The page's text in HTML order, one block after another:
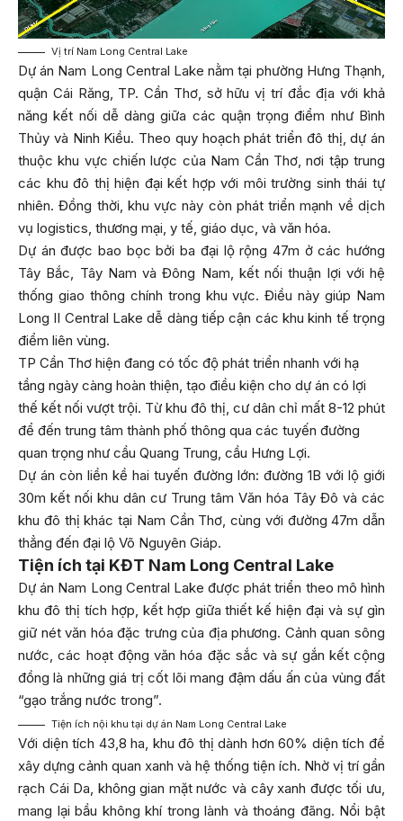
Vị trí Nam Long Central Lake
Dự án Nam Long Central Lake nằm tại phường Hưng Thạnh,
quận Cái Răng, TP. Cần Thơ, sở hữu vị trí đắc địa với khả
năng kết nối dễ dàng giữa các quận trọng điểm như Bình
Thủy và Ninh Kiều. Theo quy hoạch phát triển đô thị, dự án
thuộc khu vực chiến lược của Nam Cần Thơ, nơi tập trung
các khu đô thị hiện đại kết hợp với môi trường sinh thái tự
nhiên. Đồng thời, khu vực này còn phát triển mạnh về dịch
vụ logistics, thương mại, y tế, giáo dục, và văn hóa.
Dự án được bao bọc bởi ba đại lộ rộng 47m ở các hướng
Tây Bắc, Tây Nam và Đông Nam, kết nối thuận lợi với hệ
thống giao thông chính trong khu vực. Điều này giúp Nam
Long II Central Lake dễ dàng tiếp cận các khu kinh tế trọng
điểm liên vùng.
TP Cần Thơ hiện đang có tốc độ phát triển nhanh với hạ
tầng ngày càng hoàn thiện, tạo điều kiện cho dự án có lợi
thế kết nối vượt trội. Từ khu đô thị, cư dân chỉ mất 8-12 phút
để đến trung tâm thành phố thông qua các tuyến đường
quan trọng như cầu Quang Trung, cầu Hưng Lợi.
Dự án còn liền kề hai tuyến đường lớn: đường 1B với lộ giới
30m kết nối khu dân cư Trung tâm Văn hóa Tây Đô và các
khu đô thị khác tại Nam Cần Thơ, cùng với đường 47m dẫn
thẳng đến đại lộ Võ Nguyên Giáp.
Tiện ích tại KĐT Nam Long Central Lake
Dự án Nam Long Central Lake được phát triển theo mô hình
khu đô thị tích hợp, kết hợp giữa thiết kế hiện đại và sự gìn
giữ nét văn hóa đặc trưng của địa phương. Cảnh quan sông
nước, các hoạt động văn hóa đặc sắc và sự gắn kết cộng
đồng là những giá trị cốt lõi mang đậm dấu ấn của vùng đất
“gạo trắng nước trong”.
Tiện ích nội khu tại dự án Nam Long Central Lake
Với diện tích 43,8 ha, khu đô thị dành hơn 60% diện tích để
xây dựng cảnh quan xanh và hệ thống tiện ích. Nhờ vị trí gần
rạch Cái Da, không gian mặt nước và cây xanh được tối ưu,
mang lại bầu không khí trong lành và thoáng đãng. Nổi bật